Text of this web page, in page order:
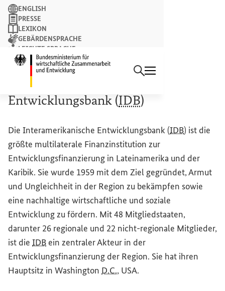
Suchbegriff
Suchen
ENGLISH
PRESSE
LEXIKON
GEBÄRDENSPRACHE
LEICHTE SPRACHE
NEWSLETTER
Interamerikanische
Entwicklungsbank (IDB)
Die Interamerikanische Entwicklungsbank (IDB) ist die
größte multilaterale Finanzinstitution zur
Entwicklungsfinanzierung in Lateinamerika und der
Karibik. Sie wurde 1959 mit dem Ziel gegründet, Armut
und Ungleichheit in der Region zu bekämpfen sowie
eine nachhaltige wirtschaftliche und soziale
Entwicklung zu fördern. Mit 48 Mitgliedstaaten,
darunter 26 regionale und 22 nicht-regionale Mitglieder,
ist die IDB ein zentraler Akteur in der
Entwicklungsfinanzierung der Region. Sie hat ihren
Hauptsitz in Washington D.C., USA.